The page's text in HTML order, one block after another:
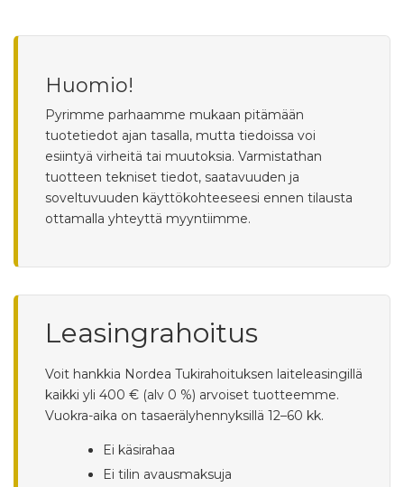
Huomio!
Pyrimme parhaamme mukaan pitämään
tuotetiedot ajan tasalla, mutta tiedoissa voi
esiintyä virheitä tai muutoksia. Varmistathan
tuotteen tekniset tiedot, saatavuuden ja
soveltuvuuden käyttökohteeseesi ennen tilausta
ottamalla yhteyttä myyntiimme.
Leasingrahoitus
Voit hankkia Nordea Tukirahoituksen laiteleasingillä
kaikki yli 400 € (alv 0 %) arvoiset tuotteemme.
Vuokra-aika on tasaerälyhennyksillä 12–60 kk.
Ei käsirahaa
Ei tilin avausmaksuja